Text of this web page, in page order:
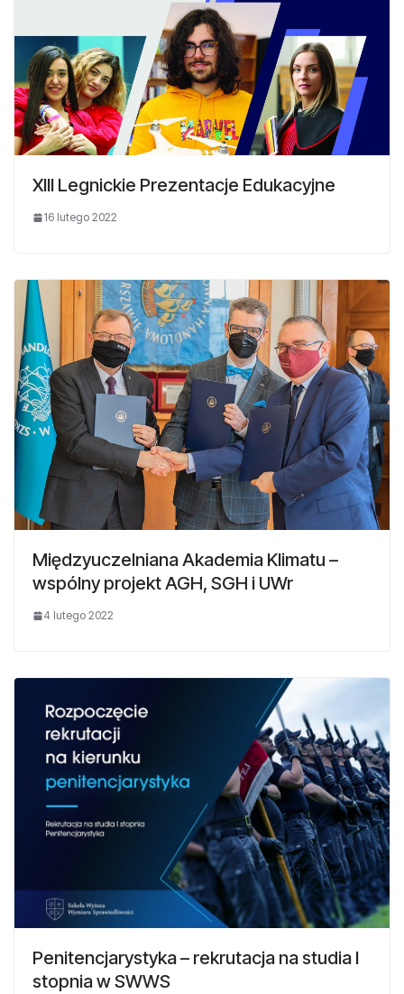
XIII Legnickie Prezentacje Edukacyjne
16 lutego 2022
Międzyuczelniana Akademia Klimatu –
wspólny projekt AGH, SGH i UWr
4 lutego 2022
Penitencjarystyka – rekrutacja na studia I
stopnia w SWWS